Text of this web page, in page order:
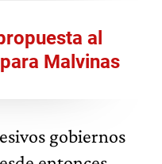
al
Malvinas
gobiernos